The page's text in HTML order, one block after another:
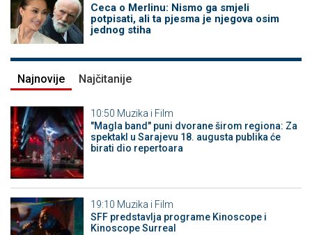
Ceca o Merlinu: Nismo ga smjeli
potpisati, ali ta pjesma je njegova osim
jednog stiha
Najnovije Najčitanije
10:50 Muzika i Film
"Magla band" puni dvorane širom regiona: Za
spektakl u Sarajevu 18. augusta publika će
birati dio repertoara
19:10 Muzika i Film
SFF predstavlja programe Kinoscope i
Kinoscope Surreal